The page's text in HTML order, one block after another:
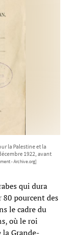
la Palestine et la
1922, avant
- Archive.org]
qui dura
80 pourcent des
le cadre du
où le roi
Grande-